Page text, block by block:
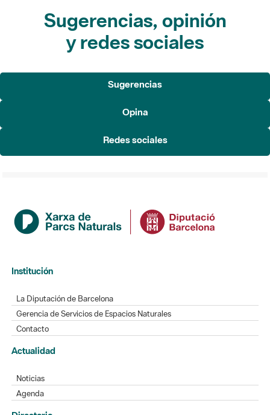
Sugerencias, opinión
y redes sociales
Sugerencias
Opina
Redes sociales
Institución
La Diputación de Barcelona
Gerencia de Servicios de Espacios Naturales
Contacto
Actualidad
Noticias
Agenda